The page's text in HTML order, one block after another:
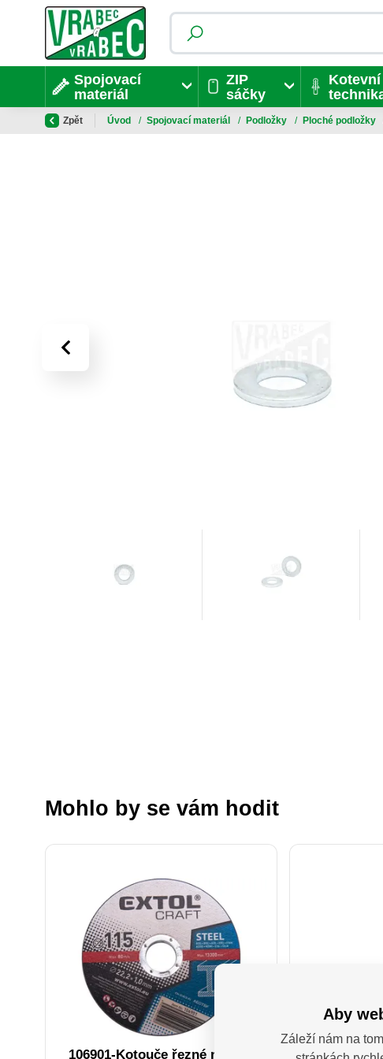
Spojovací
materiál
ZIP
sáčky
Kotevní
Zpět Úvod / Spojovací materiál / Podložky / Ploché podložky
‹
Mohlo by se vám hodit
106901-Kotouče řezné na kov,
MHB 130
Aby
Záleží nám na